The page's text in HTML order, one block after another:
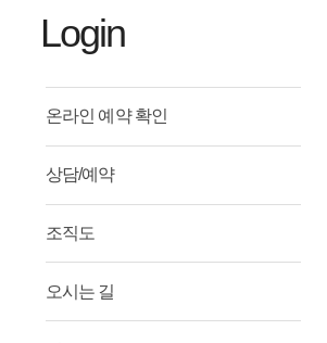
Login
온라인 예약 확인
상담/예약
조직도
오시는 길